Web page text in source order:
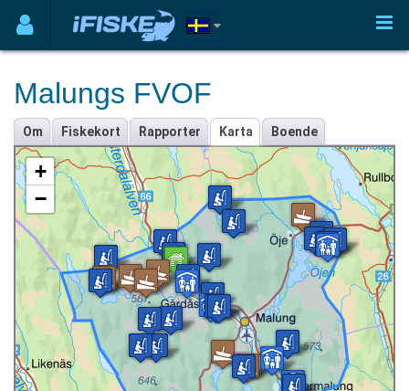
Malungs FVOF
Om Fiskekort Rapporter Karta Boende
+
−